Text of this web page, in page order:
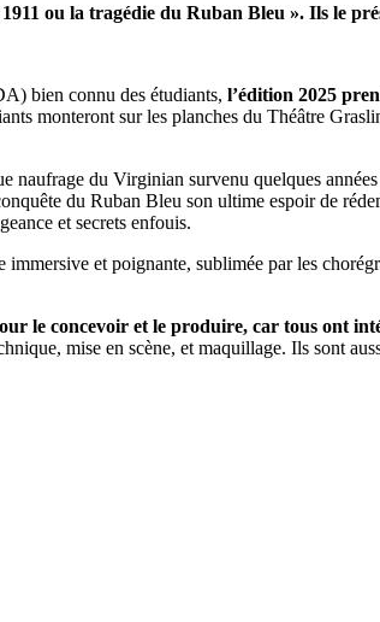
ou la tragédie du Ruban Bleu ». Ils le
bien connu des étudiants, l’édition 2025
monteront sur les planches du Théâtre
du Virginian survenu quelques
du Ruban Bleu son ultime espoir de
et secrets enfouis.
et poignante, sublimée par les
le concevoir et le produire, car tous ont
mise en scène, et maquillage. Ils sont